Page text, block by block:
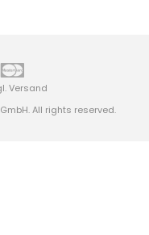
Versand
All rights reserved.